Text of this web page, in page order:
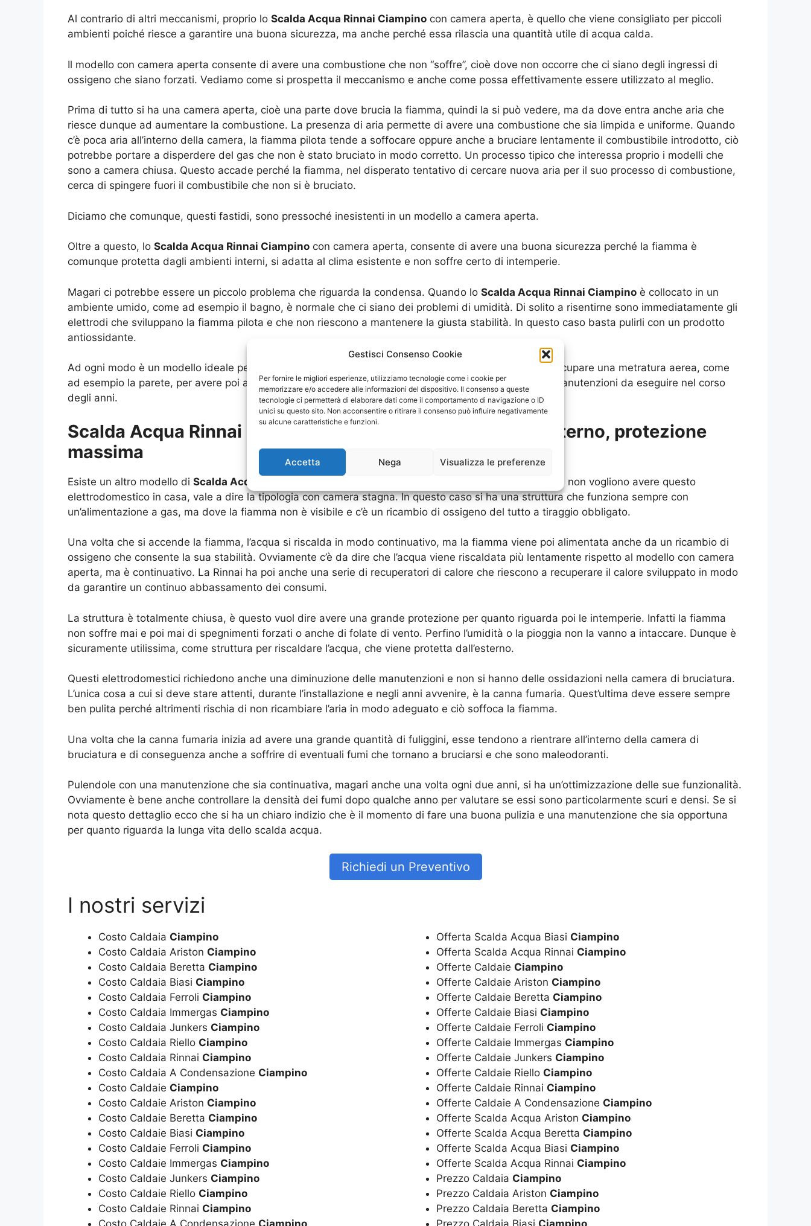
Gestisci Consenso Cookie
Per fornire le migliori esperienze, utilizziamo tecnologie come i cookie per
memorizzare e/o accedere alle informazioni del dispositivo. Il consenso a queste
tecnologie ci permetterà di elaborare dati come il comportamento di navigazione o ID
unici su questo sito. Non acconsentire o ritirare il consenso può influire negativamente
su alcune caratteristiche e funzioni.
Accetta Nega Visualizza le preferenze
Al contrario di altri meccanismi, proprio lo Scalda Acqua Rinnai Ciampino con camera aperta, è quello che viene consigliato per piccoli
ambienti poiché riesce a garantire una buona sicurezza, ma anche perché essa rilascia una quantità utile di acqua calda.
Il modello con camera aperta consente di avere una combustione che non “soffre”, cioè dove non occorre che ci siano degli ingressi di
ossigeno che siano forzati. Vediamo come si prospetta il meccanismo e anche come possa effettivamente essere utilizzato al meglio.
Prima di tutto si ha una camera aperta, cioè una parte dove brucia la fiamma, quindi la si può vedere, ma da dove entra anche aria che
riesce dunque ad aumentare la combustione. La presenza di aria permette di avere una combustione che sia limpida e uniforme. Quando
c’è poca aria all’interno della camera, la fiamma pilota tende a soffocare oppure anche a bruciare lentamente il combustibile introdotto, ciò
potrebbe portare a disperdere del gas che non è stato bruciato in modo corretto. Un processo tipico che interessa proprio i modelli che
sono a camera chiusa. Questo accade perché la fiamma, nel disperato tentativo di cercare nuova aria per il suo processo di combustione,
cerca di spingere fuori il combustibile che non si è bruciato.
Diciamo che comunque, questi fastidi, sono pressoché inesistenti in un modello a camera aperta.
Oltre a questo, lo Scalda Acqua Rinnai Ciampino con camera aperta, consente di avere una buona sicurezza perché la fiamma è
comunque protetta dagli ambienti interni, si adatta al clima esistente e non soffre certo di intemperie.
Magari ci potrebbe essere un piccolo problema che riguarda la condensa. Quando lo Scalda Acqua Rinnai Ciampino è collocato in un
ambiente umido, come ad esempio il bagno, è normale che ci siano dei problemi di umidità. Di solito a risentirne sono immediatamente gli
elettrodi che sviluppano la fiamma pilota e che non riescono a mantenere la giusta stabilità. In questo caso basta pulirli con un prodotto
antiossidante.
Ad ogni modo è un modello ideale per coloro che hanno un ambiente interno piccolo, dove si vuole occupare una metratura aerea, come
ad esempio la parete, per avere poi acqua calda in grande quantità con una forte diminuzione delle manutenzioni da eseguire nel corso
degli anni.
Scalda Acqua Rinnai Ciampino con camera stagna per l’esterno, protezione
massima
Esiste un altro modello di Scalda Acqua Rinnai Ciampino
che comunque è usatissimo dagli utenti che non vogliono avere questo
elettrodomestico in casa, vale a dire la tipologia con camera stagna. In questo caso si ha una struttura che funziona sempre con
un’alimentazione a gas, ma dove la fiamma non è visibile e c’è un ricambio di ossigeno del tutto a tiraggio obbligato.
Una volta che si accende la fiamma, l’acqua si riscalda in modo continuativo, ma la fiamma viene poi alimentata anche da un ricambio di
ossigeno che consente la sua stabilità. Ovviamente c’è da dire che l’acqua viene riscaldata più lentamente rispetto al modello con camera
aperta, ma è continuativo. La Rinnai ha poi anche una serie di recuperatori di calore che riescono a recuperare il calore sviluppato in modo
da garantire un continuo abbassamento dei consumi.
La struttura è totalmente chiusa, è questo vuol dire avere una grande protezione per quanto riguarda poi le intemperie. Infatti la fiamma
non soffre mai e poi mai di spegnimenti forzati o anche di folate di vento. Perfino l’umidità o la pioggia non la vanno a intaccare. Dunque è
sicuramente utilissima, come struttura per riscaldare l’acqua, che viene protetta dall’esterno.
Questi elettrodomestici richiedono anche una diminuzione delle manutenzioni e non si hanno delle ossidazioni nella camera di bruciatura.
L’unica cosa a cui si deve stare attenti, durante l’installazione e negli anni avvenire, è la canna fumaria. Quest’ultima deve essere sempre
ben pulita perché altrimenti rischia di non ricambiare l’aria in modo adeguato e ciò soffoca la fiamma.
Una volta che la canna fumaria inizia ad avere una grande quantità di fuliggini, esse tendono a rientrare all’interno della camera di
bruciatura e di conseguenza anche a soffrire di eventuali fumi che tornano a bruciarsi e che sono maleodoranti.
Pulendole con una manutenzione che sia continuativa, magari anche una volta ogni due anni, si ha un’ottimizzazione delle sue funzionalità.
Ovviamente è bene anche controllare la densità dei fumi dopo qualche anno per valutare se essi sono particolarmente scuri e densi. Se si
nota questo dettaglio ecco che si ha un chiaro indizio che è il momento di fare una buona pulizia e una manutenzione che sia opportuna
per quanto riguarda la lunga vita dello scalda acqua.
Richiedi un Preventivo
I nostri servizi
Costo Caldaia Ciampino
Costo Caldaia Ariston Ciampino
Costo Caldaia Beretta Ciampino
Costo Caldaia Biasi Ciampino
Costo Caldaia Ferroli Ciampino
Costo Caldaia Immergas Ciampino
Costo Caldaia Junkers Ciampino
Costo Caldaia Riello Ciampino
Costo Caldaia Rinnai Ciampino
Costo Caldaia A Condensazione Ciampino
Costo Caldaie Ciampino
Costo Caldaie Ariston Ciampino
Costo Caldaie Beretta Ciampino
Costo Caldaie Biasi Ciampino
Costo Caldaie Ferroli Ciampino
Costo Caldaie Immergas Ciampino
Costo Caldaie Junkers Ciampino
Costo Caldaie Riello Ciampino
Costo Caldaie Rinnai Ciampino
Costo Caldaie A Condensazione Ciampino
Offerta Scalda Acqua Biasi Ciampino
Offerta Scalda Acqua Rinnai Ciampino
Offerte Caldaie Ciampino
Offerte Caldaie Ariston Ciampino
Offerte Caldaie Beretta Ciampino
Offerte Caldaie Biasi Ciampino
Offerte Caldaie Ferroli Ciampino
Offerte Caldaie Immergas Ciampino
Offerte Caldaie Junkers Ciampino
Offerte Caldaie Riello Ciampino
Offerte Caldaie Rinnai Ciampino
Offerte Caldaie A Condensazione Ciampino
Offerte Scalda Acqua Ariston Ciampino
Offerte Scalda Acqua Beretta Ciampino
Offerte Scalda Acqua Biasi Ciampino
Offerte Scalda Acqua Rinnai Ciampino
Prezzo Caldaia Ciampino
Prezzo Caldaia Ariston Ciampino
Prezzo Caldaia Beretta Ciampino
Prezzo Caldaia Biasi Ciampino